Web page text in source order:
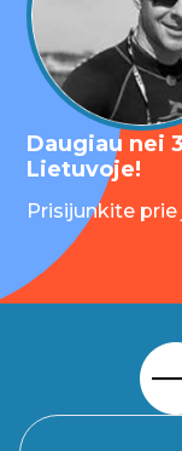
Daugiau nei
Lietuvoje!
Prisijunkite